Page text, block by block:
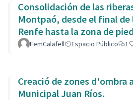
Consolidación de las
Montpaó, desde el final de
Renfe hasta la zona de
L’Estany.
FemCalafell Espacio Público 1
Creació de zones d'ombra
Municipal Juan Ríos.